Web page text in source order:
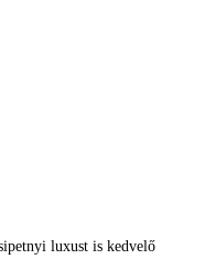
luxust is kedvelő